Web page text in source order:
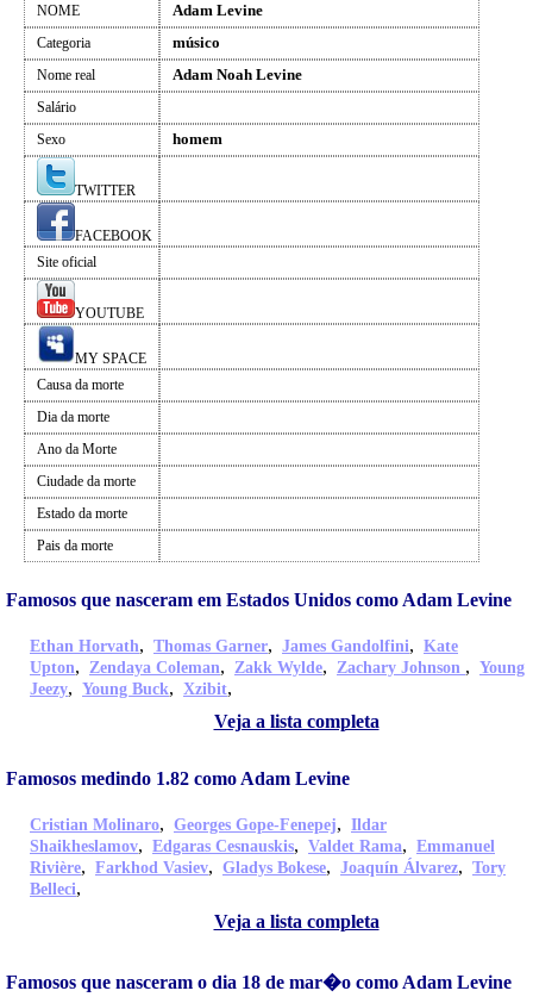
NOME Adam Levine
Categoria músico
Nome real Adam Noah Levine
Salário
Sexo
homem
TWITTER
FACEBOOK
Site oficial
YOUTUBE
MY SPACE
Causa da morte
Dia da morte
Ano da Morte
Ciudade da morte
Estado da morte
Pais da morte
Famosos que nasceram em Estados Unidos como Adam Levine
Ethan Horvath, Thomas Garner, James Gandolfini, Kate
Upton, Zendaya Coleman, Zakk Wylde, Zachary Johnson , Young
Jeezy, Young Buck, Xzibit,
Veja a lista completa
Famosos medindo 1.82 como Adam Levine
Cristian Molinaro, Georges Gope-Fenepej, Ildar
Shaikheslamov, Edgaras Cesnauskis, Valdet Rama, Emmanuel
Rivière, Farkhod Vasiev, Gladys Bokese, Joaquín Álvarez, Tory
Belleci,
Veja a lista completa
Famosos que nasceram o dia 18 de mar�o como Adam Levine